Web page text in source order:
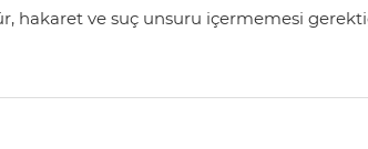
hakaret ve suç unsuru içermemesi